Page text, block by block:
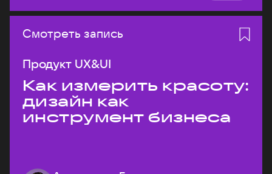
Смотреть запись
Продукт UX&UI
Как измерить красоту:
дизайн как
инструмент бизнеса